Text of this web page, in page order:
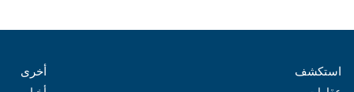
استكشف أخرى